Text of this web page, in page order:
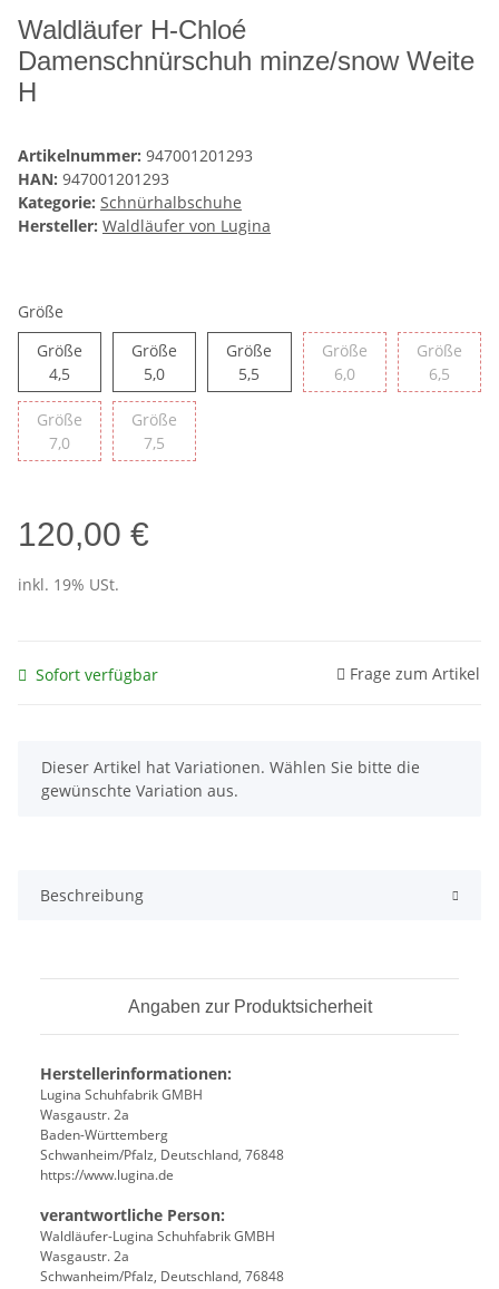
Waldläufer H-Chloé
Damenschnürschuh minze/snow Weite
H
Artikelnummer: 947001201293
HAN: 947001201293
Kategorie: Schnürhalbschuhe
Hersteller: Waldläufer von Lugina
Größe
Größe
4,5
Größe
5,0Größe 5,0
Größe
5,5 Größe 5,5
Größe
6,0Größe 6,0
Größe
6,5Größe
Größe
7,0Größe 7,0
Größe
7,5 Größe 7,5
120,00 €
inkl. 19% USt.
Sofort verfügbar Frage zum Artikel
x
Dieser Artikel hat Variationen. Wählen Sie bitte die
gewünschte Variation aus.
Beschreibung
Angaben zur Produktsicherheit
Herstellerinformationen:
Lugina Schuhfabrik GMBH
Wasgaustr. 2a
Baden-Württemberg
Schwanheim/Pfalz, Deutschland, 76848
https://www.lugina.de
verantwortliche Person:
Waldläufer-Lugina Schuhfabrik GMBH
Wasgaustr. 2a
Schwanheim/Pfalz, Deutschland, 76848